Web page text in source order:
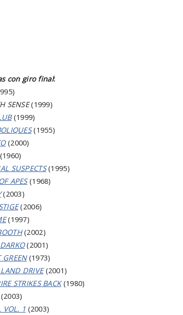
con giro final:
SENSE(1999)
(1999)
(1955)
(2000)
SUSPECTS(1995)
APES(1968)
(2003)
(2006)
(1997)
(2002)
(2001)
GREEN(1973)
DRIVE(2001)
STRIKES BACK(1980)
VOL. 1 (2003)